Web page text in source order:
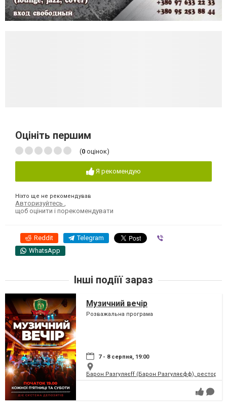
Оцініть першим
(0 оцінок)
Я рекомендую
Ніхто ще не рекомендував
Авторизуйтесь ,
щоб оцінити і порекомендувати
Reddit Telegram
WhatsApp
Інші подіїї зараз
Музичний вечір
Розважальна програма
7 - 8 серпня, 19:00
Барон Разгуляєff (Барон Разгуляєфф),